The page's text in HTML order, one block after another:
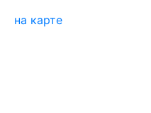
на карте